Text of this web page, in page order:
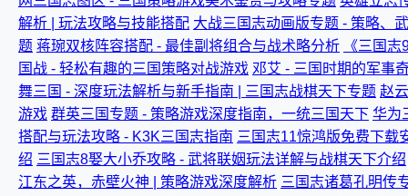
解析 | 玩法攻略与技能搭配 大战三国志动画版专题 - 策略、
题 蒋琬双核阵容搭配 - 最佳副将组合与战术略分析
《三国
国战 - 轻松有趣的三国策略对战游戏 邓艾 - 三国时期的军事
舞三国 - 深度玩法解析与新手指南 | 三国志战棋天下专题 赵
游戏 群英三国专题 - 策略游戏深度指南，一统三国天下 华为
搭配与玩法攻略 - K3K三国志指南 三国志11惊鸿版免费下载
绍 三国志8娶大小乔攻略 - 武将联姻玩法详解与战棋天下介绍
江东之英，赤壁火神 | 策略游戏深度解析 三国志诸葛孔明传